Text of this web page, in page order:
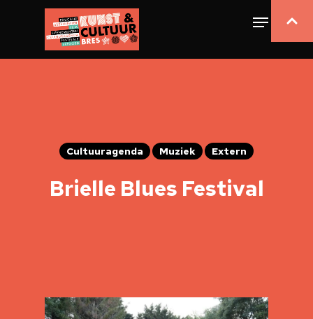
Cultuuragenda Muziek Extern
Brielle Blues Festival